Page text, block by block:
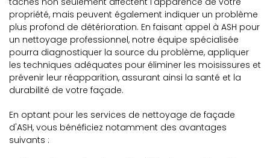
propriété, mais peuvent également indiquer un problème
plus profond de détérioration. En faisant appel à ASH pour
un nettoyage professionnel, notre équipe spécialisée
pourra diagnostiquer la source du problème, appliquer
les techniques adéquates pour éliminer les moisissures et
prévenir leur réapparition, assurant ainsi la santé et la
durabilité de votre façade.
En optant pour les services de nettoyage de façade
d'ASH, vous bénéficiez notamment des avantages
suivants :